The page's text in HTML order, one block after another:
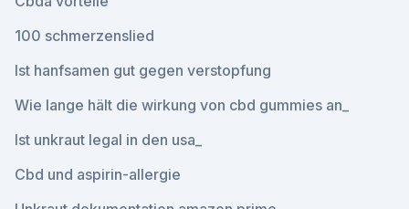
100 schmerzenslied
Ist hanfsamen gut gegen verstopfung
Wie lange hält die wirkung von cbd gummies an_
Ist unkraut legal in den usa_
Cbd und aspirin-allergie